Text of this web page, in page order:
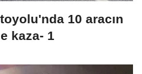
10 aracın
kaza- 1